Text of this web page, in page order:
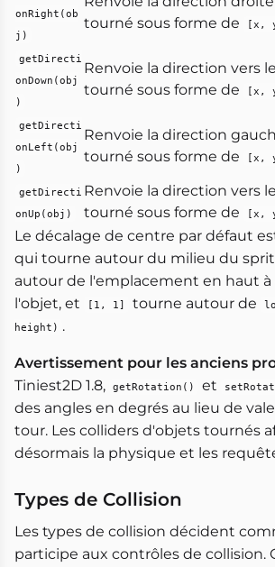
onRight(ob
j)
tourné sous forme de
[x,
getDirecti
onDown(obj
)
Renvoie la direction vers
tourné sous forme de
[x,
getDirecti
onLeft(obj
)
Renvoie la direction
tourné sous forme de
[x,
getDirecti
onUp(obj)
Renvoie la direction vers
tourné sous forme de
[x,
Le décalage de centre par défaut
qui tourne autour du milieu du
autour de l'emplacement en haut à
l'objet, et
[1, 1] tourne autour de
height) .
Avertissement pour les anciens
Tiniest2D 1.8, getRotation() et
des angles en degrés au lieu de
tour. Les colliders d'objets tournés
désormais la physique et les
Types de Collision
Les types de collision décident
participe aux contrôles de collision.